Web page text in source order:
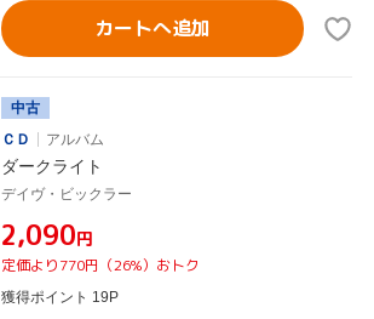
カートへ追加
中古
ＣＤ
アルバム
ダークライト
デイヴ・ビックラー
¥2,090円
定価より770円（26%）おトク
獲得ポイント 19P